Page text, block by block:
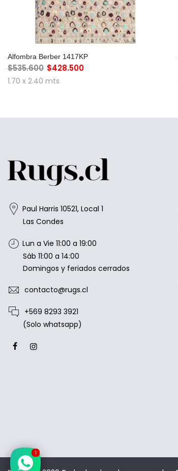
AGREGAR AL CARRO
Alfombra Berber 1417KP
$535.600 $428.500
1.70 x 2.40 mts
Paul Harris 10521, Local 1
Las Condes
Lun a Vie 11:00 a 19:00
Sáb 11:00 a 14:00
Domingos y feriados cerrados
contacto@rugs.cl
+569 8293 3921
(Solo whatsapp)
1